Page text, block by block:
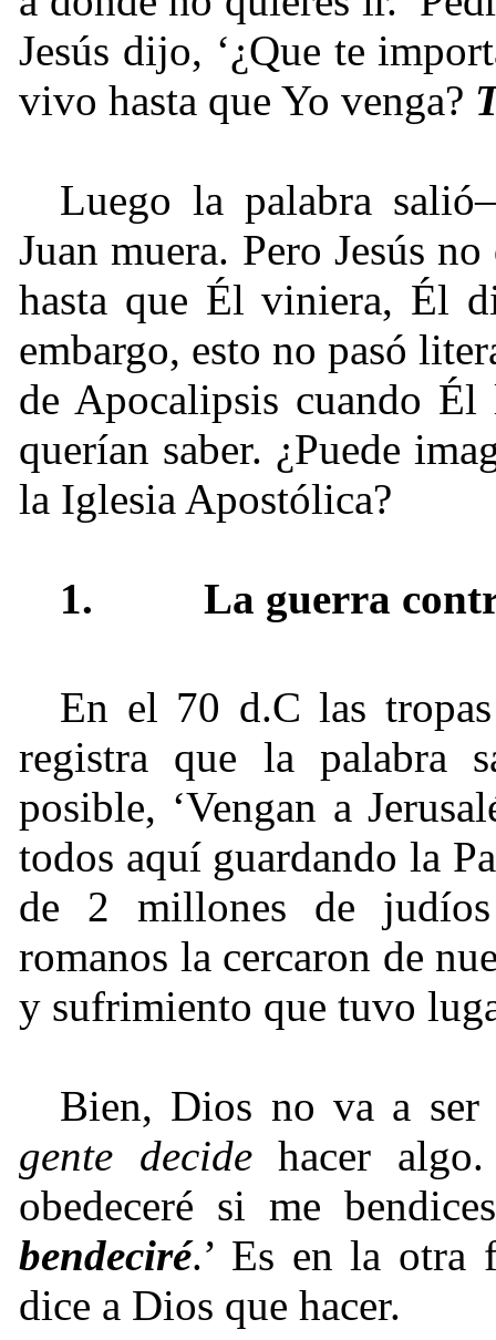
Jesús dijo, ‘¿Que te
vivo hasta que Yo venga?
Luego la palabra
Juan muera. Pero Jesús
hasta que Él viniera, Él
embargo, esto no pasó
de Apocalipsis cuando
querían saber. ¿Puede
la Iglesia Apostólica?
1. La guerra contra
En el 70 d.C las
registra que la palabra
posible, ‘Vengan a
todos aquí guardando la
de 2 millones de
romanos la cercaron de
y sufrimiento que tuvo
Bien, Dios no va a
gente decidehacer algo.
obedeceré si me
bendeciré.’ Es en la otra
dice a Dios que hacer.